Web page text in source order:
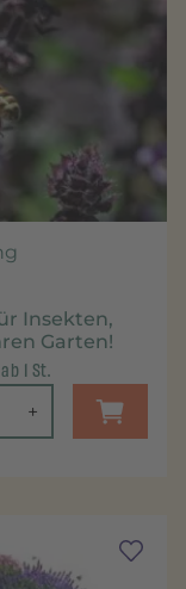
Insekten,
Garten!
1 St.
+